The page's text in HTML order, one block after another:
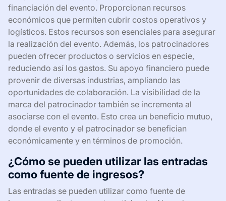
financiación del evento. Proporcionan recursos
económicos que permiten cubrir costos operativos y
logísticos. Estos recursos son esenciales para asegurar
la realización del evento. Además, los patrocinadores
pueden ofrecer productos o servicios en especie,
reduciendo así los gastos. Su apoyo financiero puede
provenir de diversas industrias, ampliando las
oportunidades de colaboración. La visibilidad de la
marca del patrocinador también se incrementa al
asociarse con el evento. Esto crea un beneficio mutuo,
donde el evento y el patrocinador se benefician
económicamente y en términos de promoción.
¿Cómo se pueden utilizar las entradas
como fuente de ingresos?
Las entradas se pueden utilizar como fuente de